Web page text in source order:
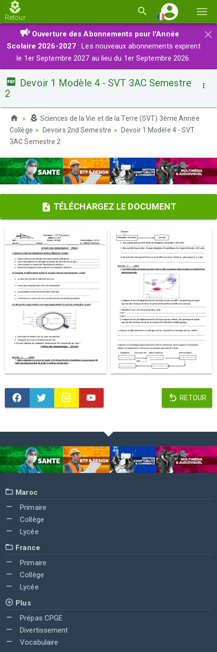
la
Retour
×
Ouverture des Abonnements pour l'Année
Scolaire 2026-2027 : Les nouveaux abonnements expirent
le 1er Septembre 2027 au lieu du 1er Septembre 2026.
Devoir 1 Modèle 4 - SVT 3AC Semestre
2
Sciences de la Vie et de la Terre (SVT) 3ème Année
Collège
Devoirs 2nd Semestre
Devoir 1 Modèle 4 - SVT
3AC Semestre 2
TÉLÉCHARGEZ LE DOCUMENT
RETOUR
Maroc
Primaire
Collège
Lycée
France
Primaire
Collège
Lycée
Plus
Prépas CPGE
Divertissement
Vocabulaire